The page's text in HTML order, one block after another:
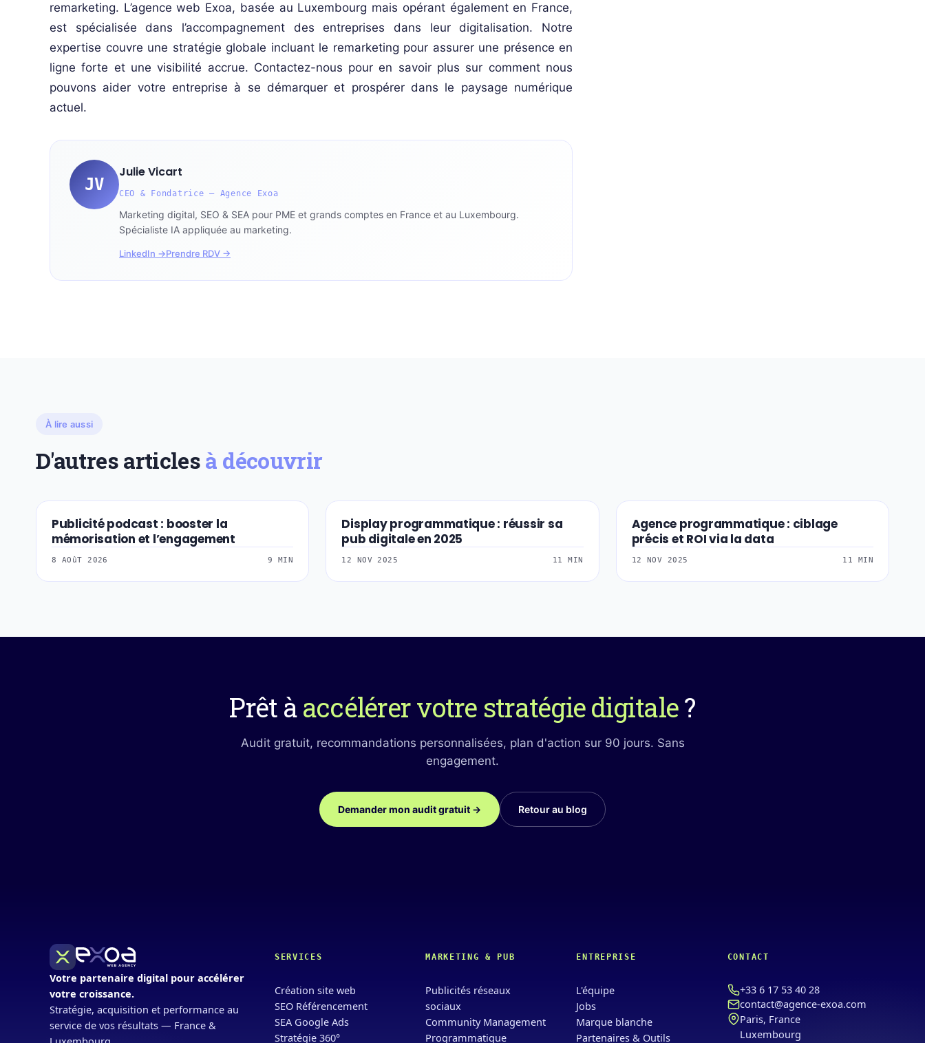
remarketing. L’agence web Exoa, basée au Luxembourg mais opérant également en France,
est spécialisée dans l’accompagnement des entreprises dans leur digitalisation. Notre
expertise couvre une stratégie globale incluant le remarketing pour assurer une présence en
ligne forte et une visibilité accrue. Contactez-nous pour en savoir plus sur comment nous
pouvons aider votre entreprise à se démarquer et prospérer dans le paysage numérique
actuel.
JV
Julie Vicart
CEO & Fondatrice — Agence Exoa
Marketing digital, SEO & SEA pour PME et grands comptes en France et au Luxembourg.
Spécialiste IA appliquée au marketing.
LinkedIn →Prendre RDV →
À lire aussi
D'autres articlesà découvrir
SEA-PUBLICITE-DI
Publicité podcast : booster la
mémorisation et l’engagement
8 AOûT 2026 9 MIN
SEA-PUBLICITE-DI
Display programmatique : réussir sa
pub digitale en 2025
12 NOV 2025 11 MIN
SEA-PUBLICITE-DI
Agence programmatique : ciblage
précis et ROI via la data
12 NOV 2025 11 MIN
Prêt àaccélérer votre stratégie digitale?
Audit gratuit, recommandations personnalisées, plan d'action sur 90 jours. Sans
engagement.
Demander mon audit gratuit → Retour au blog
Votre partenaire digital pour accélérer
votre croissance.
Stratégie, acquisition et performance au
service de vos résultats — France &
SERVICES
Création site web
SEO Référencement
SEA Google Ads
Stratégie 360°
MARKETING & PUB
Publicités réseaux
sociaux
Community Management
Programmatique
ENTREPRISE
L'équipe
Jobs
Marque blanche
Partenaires & Outils
CONTACT
+33 6 17 53 40 28
contact@agence-exoa.com
Paris, France
Luxembourg